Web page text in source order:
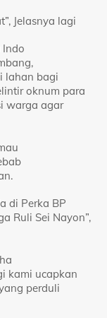
Jelasnya lagi
lahan bagi
oknum para
warga agar
di Perka BP
Ruli Sei Nayon”,
kami ucapkan
perduli